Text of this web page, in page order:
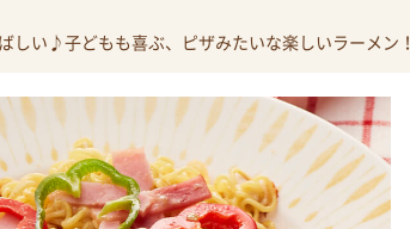
しい♪子どもも喜ぶ、ピザみたいな楽しいラーメン！